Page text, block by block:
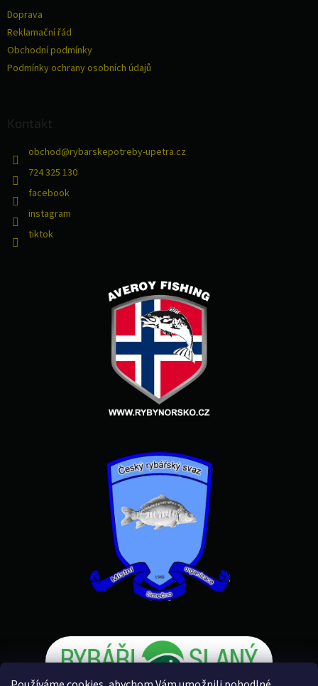
Doprava
Reklamační řád
Obchodní podmínky
Podmínky ochrany osobních údajů
Kontakt
obchod@rybarskepotreby-upetra.cz
724 325 130
facebook
instagram
tiktok